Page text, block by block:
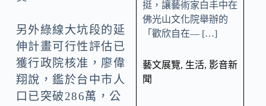
另外綠線大坑段的延
伸計畫可行性評估已
獲行政院核准，廖偉
翔說，鑑於台中市人
口已突破286萬，公
挺，讓藝術家白丰中在
佛光山文化院舉辦的
「歡欣自在— […]
藝文展覽, 生活, 影音新
聞